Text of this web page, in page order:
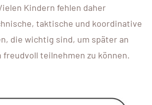
Kindern fehlen daher
taktische und koordinative
die wichtig sind, um später an
freudvoll teilnehmen zu können.